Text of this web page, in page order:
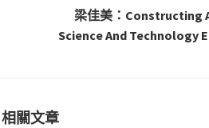
梁佳美：Constructing
Science And Technology
相關文章